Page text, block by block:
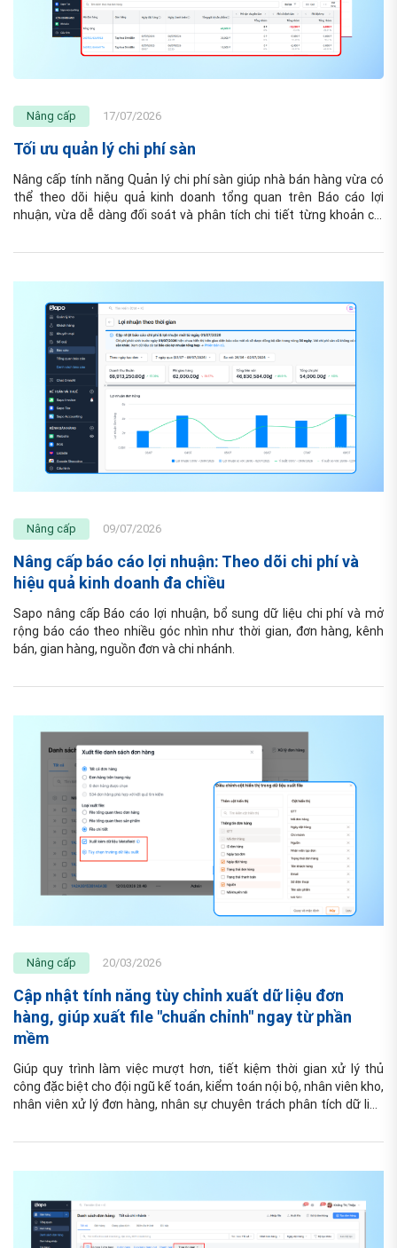
Nâng cấp 17/07/2026
Tối ưu quản lý chi phí sàn
Nâng cấp tính năng Quản lý chi phí sàn giúp nhà bán hàng vừa có
thể theo dõi hiệu quả kinh doanh tổng quan trên Báo cáo lợi
nhuận, vừa dễ dàng đối soát và phân tích chi tiết từng khoản chi
Nâng cấp 09/07/2026
Nâng cấp báo cáo lợi nhuận: Theo dõi chi phí và
hiệu quả kinh doanh đa chiều
Sapo nâng cấp Báo cáo lợi nhuận, bổ sung dữ liệu chi phí và mở
rộng báo cáo theo nhiều góc nhìn như thời gian, đơn hàng, kênh
Nâng cấp 20/03/2026
Cập nhật tính năng tùy chỉnh xuất dữ liệu đơn
hàng, giúp xuất file "chuẩn chỉnh" ngay từ phần
mềm
Giúp quy trình làm việc mượt hơn, tiết kiệm thời gian xử lý thủ
công đặc biệt cho đội ngũ kế toán, kiểm toán nội bộ, nhân viên kho,
nhân viên xử lý đơn hàng, nhân sự chuyên trách phân tích dữ liệu